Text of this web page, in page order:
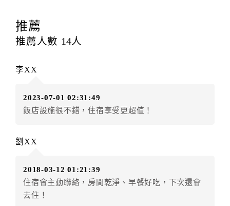
提出申辦不得異動訂單。
每筆訂單異動限定
辦理取消退款。
房者應補足差額。（限原訂飯店）
房者不得要求退其差額。（限原訂飯店）
額3個月
．訂房者使用「保留住宿金額」時，請注意！為避免飯
店客滿，敬請及早計畫，如逾時未提出申辦，視同無條
件放棄訂單（住宿權益）。 （限原訂飯店使用）
推薦
推薦人數 14人
李XX
2023-07-01 02:31:49
飯店設施很不錯，住宿享受更超值！
劉XX
2018-03-12 01:21:39
住宿會主動聯絡，房間乾淨、早餐好吃，下次還會
去住！